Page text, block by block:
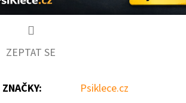
ZEPTAT SE
: Psiklece.cz